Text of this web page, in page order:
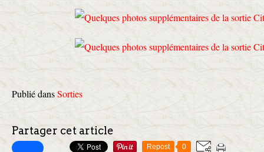
Publié dansSorties
Partager cet article
Repost 0